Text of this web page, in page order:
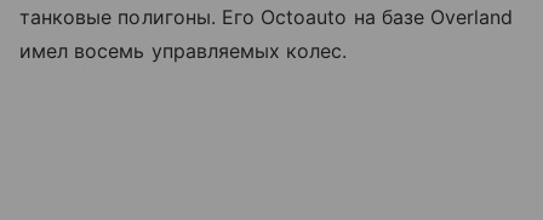
танковые полигоны. Его Octoauto на базе Overland
имел восемь управляемых колес.